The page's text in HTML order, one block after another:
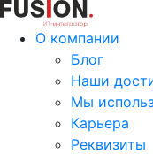
О компании
Блог
Наши
Мы
Карьера
Реквизиты